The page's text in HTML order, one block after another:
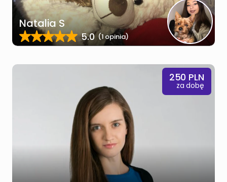
Natalia S
5.0 (1 opinia)
250 PLN
za dobę